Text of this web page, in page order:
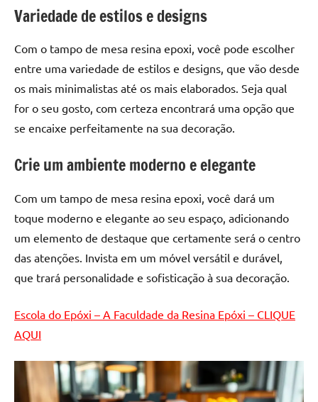
de
resinada
qualidade,
como
as
populares
Tables
mesas
de
resinadas.
Variedade de estilos e designs
Com o tampo de mesa resina epoxi, você pode escolher
entre uma variedade de estilos e designs, que vão desde
os mais minimalistas até os mais elaborados. Seja qual
for o seu gosto, com certeza encontrará uma opção que
se encaixe perfeitamente na sua decoração.
Crie um ambiente moderno e elegante
Com um tampo de mesa resina epoxi, você dará um
toque moderno e elegante ao seu espaço, adicionando
um elemento de destaque que certamente será o centro
das atenções. Invista em um móvel versátil e durável,
que trará personalidade e sofisticação à sua decoração.
Escola do Epóxi – A Faculdade da Resina Epóxi – CLIQUE
AQUI